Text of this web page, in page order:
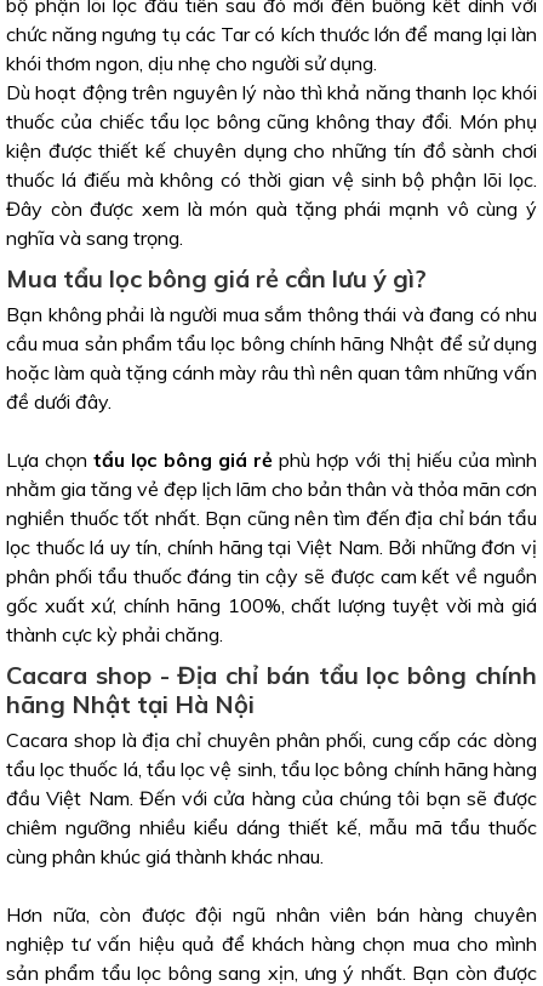
bộ phận lõi lọc đầu tiên sau đó mới đến buồng kết dính với
chức năng ngưng tụ các Tar có kích thước lớn để mang lại làn
khói thơm ngon, dịu nhẹ cho người sử dụng.
Dù hoạt động trên nguyên lý nào thì khả năng thanh lọc khói
thuốc của chiếc tẩu lọc bông cũng không thay đổi. Món phụ
kiện được thiết kế chuyên dụng cho những tín đồ sành chơi
thuốc lá điếu mà không có thời gian vệ sinh bộ phận lõi lọc.
Đây còn được xem là món quà tặng phái mạnh vô cùng ý
nghĩa và sang trọng.
Mua tẩu lọc bông giá rẻ cần lưu ý gì?
Bạn không phải là người mua sắm thông thái và đang có nhu
cầu mua sản phẩm tẩu lọc bông chính hãng Nhật để sử dụng
hoặc làm quà tặng cánh mày râu thì nên quan tâm những vấn
đề dưới đây.
Lựa chọntẩu lọc bông giá rẻphù hợp với thị hiếu của mình
nhằm gia tăng vẻ đẹp lịch lãm cho bản thân và thỏa mãn cơn
nghiền thuốc tốt nhất. Bạn cũng nên tìm đến địa chỉ bán tẩu
lọc thuốc lá uy tín, chính hãng tại Việt Nam. Bởi những đơn vị
phân phối tẩu thuốc đáng tin cậy sẽ được cam kết về nguồn
gốc xuất xứ, chính hãng 100%, chất lượng tuyệt vời mà giá
thành cực kỳ phải chăng.
Cacara shop - Địa chỉ bán tẩu lọc bông chính
hãng Nhật tại Hà Nội
Cacara shop là địa chỉ chuyên phân phối, cung cấp các dòng
tẩu lọc thuốc lá, tẩu lọc vệ sinh, tẩu lọc bông chính hãng hàng
đầu Việt Nam. Đến với cửa hàng của chúng tôi bạn sẽ được
chiêm ngưỡng nhiều kiểu dáng thiết kế, mẫu mã tẩu thuốc
cùng phân khúc giá thành khác nhau.
Hơn nữa, còn được đội ngũ nhân viên bán hàng chuyên
nghiệp tư vấn hiệu quả để khách hàng chọn mua cho mình
sản phẩm tẩu lọc bông sang xịn, ưng ý nhất. Bạn còn được